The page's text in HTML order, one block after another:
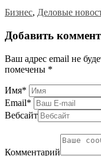
Бизнес, Деловые
Добавить
Ваш адрес email не
помечены *
Имя*
Email*
Вебсайт
Комментарий